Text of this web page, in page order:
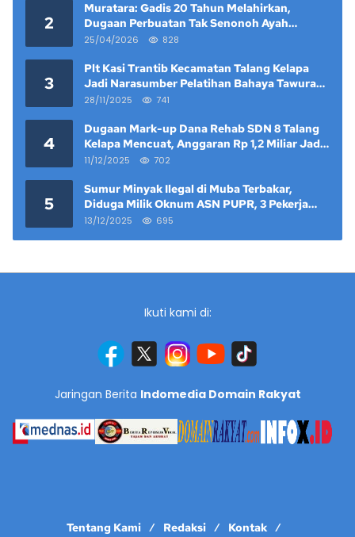
2
Muratara: Gadis 20 Tahun Melahirkan,
Dugaan Perbuatan Tak Senonoh Ayah
Kandung Mencuat
25/04/2026 828
3
Plt Kasi Trantib Kecamatan Talang Kelapa
Jadi Narasumber Pelatihan Bahaya Tawuran
dan Narkoba di Keramat Raya
28/11/2025 741
4
Dugaan Mark-up Dana Rehab SDN 8 Talang
Kelapa Mencuat, Anggaran Rp 1,2 Miliar Jadi
Sorotan
11/12/2025 702
5
Sumur Minyak Ilegal di Muba Terbakar,
Diduga Milik Oknum ASN PUPR, 3 Pekerja
Tewas
13/12/2025 695
Ikuti kami di:
Jaringan Berita Indomedia Domain Rakyat
Tentang Kami Redaksi Kontak